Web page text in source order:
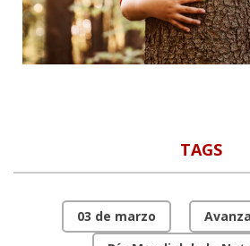
TAGS
03 de marzo